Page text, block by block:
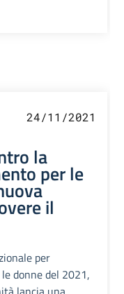
24/11/2021
la
per le
il
per
donne del 2021,